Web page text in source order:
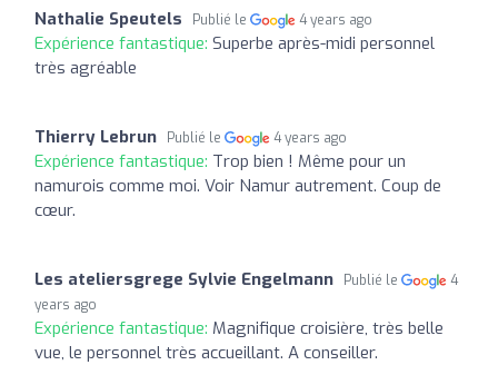
Nathalie Speutels Publié le 4 years ago
Expérience fantastique: Superbe après-midi personnel
très agréable
Thierry Lebrun Publié le 4 years ago
Expérience fantastique: Trop bien ! Même pour un
namurois comme moi. Voir Namur autrement. Coup de
cœur.
Les ateliersgrege Sylvie Engelmann Publié le
4
years ago
Expérience fantastique: Magnifique croisière, très belle
vue, le personnel très accueillant. A conseiller.